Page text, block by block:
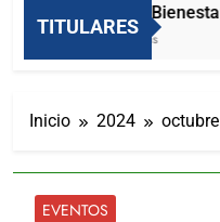
TITULARES
Feria del Bienestar
2 Meses Atrás
Inicio 2024 octubre
EVENTOS